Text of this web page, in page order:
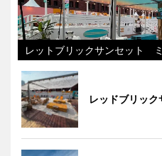
レットブリックサンセット
レッドブリッ